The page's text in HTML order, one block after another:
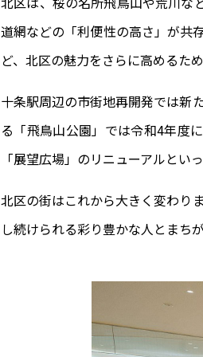
道網などの「利便性の高さ」が共
ど、北区の魅力をさらに高めるた
十条駅周辺の市街地再開発では新
る「飛鳥山公園」では令和4年度
「展望広場」のリニューアルと
北区の街はこれから大きく変わり
し続けられる彩り豊かな人とまち